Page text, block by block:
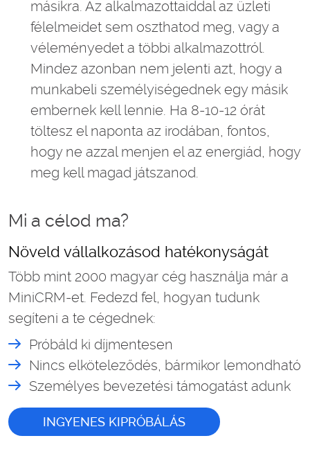
másikra. Az alkalmazottaiddal az üzleti
félelmeidet sem oszthatod meg, vagy a
véleményedet a többi alkalmazottról.
Mindez azonban nem jelenti azt, hogy a
munkabeli személyiségednek egy másik
embernek kell lennie. Ha 8-10-12 órát
töltesz el naponta az irodában, fontos,
hogy ne azzal menjen el az energiád, hogy
meg kell magad játszanod.
Mi a célod ma?
Növeld vállalkozásod hatékonyságát
Több mint 2000 magyar cég használja már a
MiniCRM-et. Fedezd fel, hogyan tudunk
segíteni a te cégednek:
Próbáld ki díjmentesen
Nincs elköteleződés, bármikor lemondható
Személyes bevezetési támogatást adunk
INGYENES KIPRÓBÁLÁS